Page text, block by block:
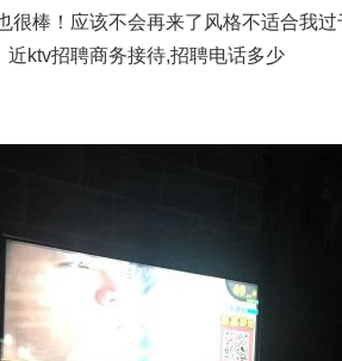
很棒！应该不会再来了风格不适合我
近ktv招聘商务接待,招聘电话多少